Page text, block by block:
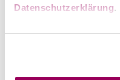
Datenschutzerklärung.